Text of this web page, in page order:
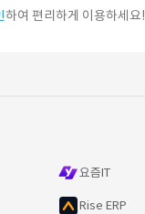
하여 편리하게 이용하세요!
요즘IT
Rise ERP